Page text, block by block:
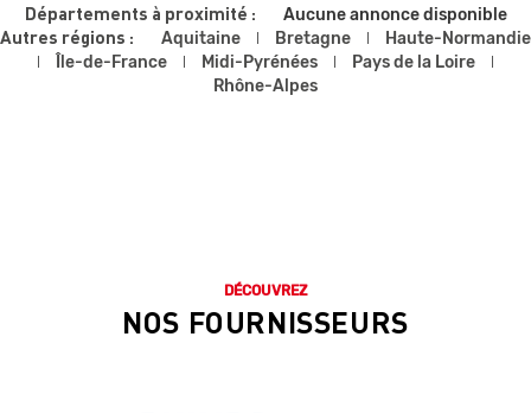
Départements à proximité : Aucune annonce disponible
Autres régions : Aquitaine Bretagne
Haute-Normandie
Île-de-France
Midi-Pyrénées
Pays de la Loire
Rhône-Alpes
DÉCOUVREZ
NOS FOURNISSEURS